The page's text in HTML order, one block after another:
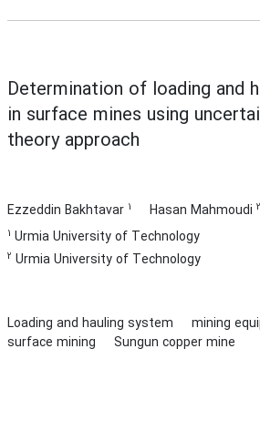
Determination of loading and
in surface mines using
theory approach
Ezzeddin Bakhtavar 1 Hasan Mahmoudi 2
1 Urmia University of Technology
2 Urmia University of Technology
Loading and hauling system mining
surface mining
Sungun copper mine